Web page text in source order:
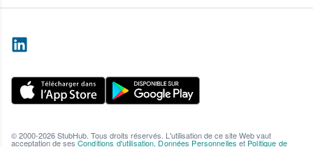
© 2000-2026 StubHub. Tous droits réservés. L'utilisation de ce site Web vaut
acceptation de ses Conditions d'utilisation, Données Personnelles et Politique de